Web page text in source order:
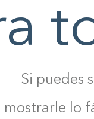
Si puedes
mostrarle lo